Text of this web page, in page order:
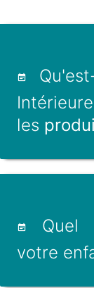
les
Quel
votre